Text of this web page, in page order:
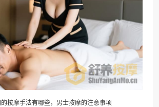
按摩手法有哪些，男士按摩的注意事项